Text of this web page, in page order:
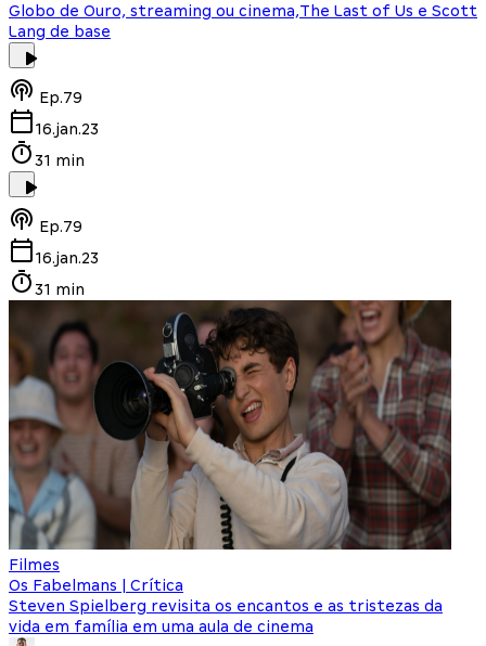
Globo de Ouro, streaming ou cinema,The Last of Us e Scott
Lang de base
Ep.79
16.jan.23
31 min
Ep.79
16.jan.23
31 min
Filmes
Os Fabelmans | Crítica
Steven Spielberg revisita os encantos e as tristezas da
vida em família em uma aula de cinema